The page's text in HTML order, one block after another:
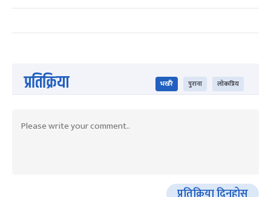
प्रतिक्रिया भर्खरै पुराना लोकप्रिय